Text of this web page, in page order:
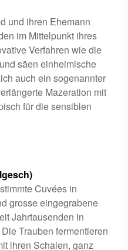
und ihren Ehemann
im Mittelpunkt ihres
Verfahren wie die
säen einheimische
auch ein sogenannter
Mazeration mit
für die sensiblen
Cuvées in
grosse eingegrabene
Jahrtausenden in
Trauben fermentieren
ihren Schalen, ganz